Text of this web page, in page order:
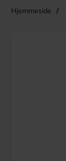
Hjemmeside